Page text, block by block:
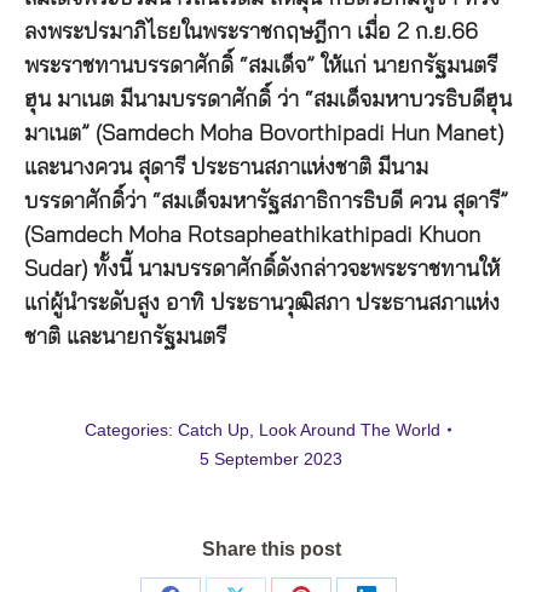
ลงพระปรมาภิไธยในพระราชกฤษฎีกา เมื่อ 2 ก.ย.66
พระราชทานบรรดาศักดิ์ “สมเด็จ” ให้แก่ นายกรัฐมนตรี
ฮุน มาเนต มีนามบรรดาศักดิ์ ว่า “สมเด็จมหาบวรธิบดีฮุน
มาเนต” (Samdech Moha Bovorthipadi Hun Manet)
และนางควน สุดารี ประธานสภาแห่งชาติ มีนาม
บรรดาศักดิ์ว่า “สมเด็จมหารัฐสภาธิการธิบดี ควน สุดารี”
(Samdech Moha Rotsapheathikathipadi Khuon
Sudar) ทั้งนี้ นามบรรดาศักดิ์ดังกล่าวจะพระราชทานให้
แก่ผู้นำระดับสูง อาทิ ประธานวุฒิสภา ประธานสภาแห่ง
ชาติ และนายกรัฐมนตรี
Categories: Catch Up, Look Around The World
5 September 2023
Share this post